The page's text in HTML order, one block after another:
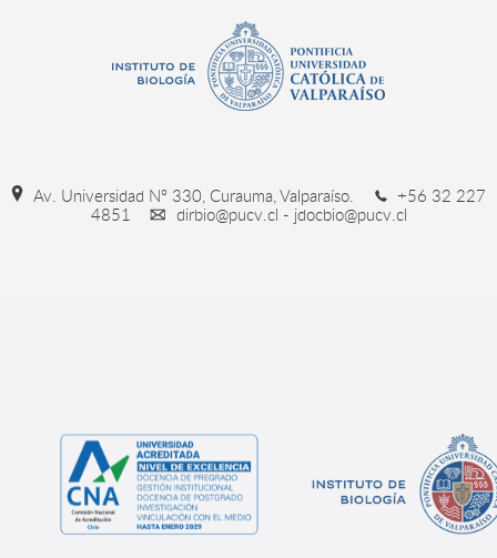
Av. Universidad Nº 330, Curauma, Valparaíso.
+56 32 227
4851
dirbio@pucv.cl - jdocbio@pucv.cl